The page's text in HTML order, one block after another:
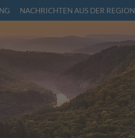
NACHRICHTEN AUS DER REGION